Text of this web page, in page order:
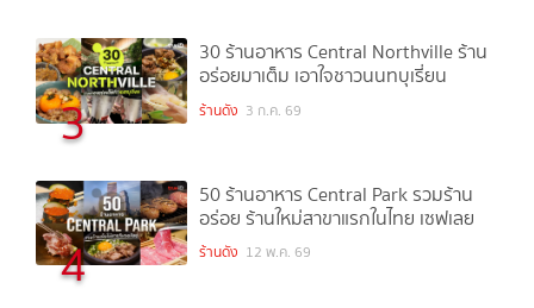
3
30 ร้านอาหาร Central Northville ร้าน
อร่อยมาเต็ม เอาใจชาวนนทบุเรี่ยน
ร้านดัง 3 ก.ค. 69
4
50 ร้านอาหาร Central Park รวมร้าน
อร่อย ร้านใหม่สาขาแรกในไทย เซฟเลย
ร้านดัง 12 พ.ค. 69